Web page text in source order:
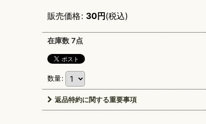
販売価格: 30円(税込)
在庫数 7点
数量:
返品特約に関する重要事項